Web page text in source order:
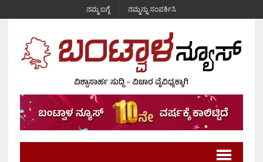
ನಮ್ಮ ಬಗ್ಗೆ ನಮ್ಮನ್ನು ಸಂಪರ್ಕಿಸಿ